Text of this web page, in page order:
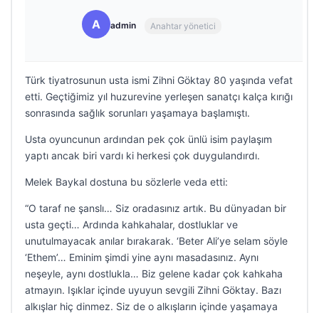
A admin Anahtar yönetici
Türk tiyatrosunun usta ismi Zihni Göktay 80 yaşında vefat
etti. Geçtiğimiz yıl huzurevine yerleşen sanatçı kalça kırığı
sonrasında sağlık sorunları yaşamaya başlamıştı.
Usta oyuncunun ardından pek çok ünlü isim paylaşım
yaptı ancak biri vardı ki herkesi çok duygulandırdı.
Melek Baykal dostuna bu sözlerle veda etti:
“O taraf ne şanslı… Siz oradasınız artık. Bu dünyadan bir
usta geçti… Ardında kahkahalar, dostluklar ve
unutulmayacak anılar bırakarak. ‘Beter Ali’ye selam söyle
‘Ethem’… Eminim şimdi yine aynı masadasınız. Aynı
neşeyle, aynı dostlukla… Biz gelene kadar çok kahkaha
atmayın. Işıklar içinde uyuyun sevgili Zihni Göktay. Bazı
alkışlar hiç dinmez. Siz de o alkışların içinde yaşamaya